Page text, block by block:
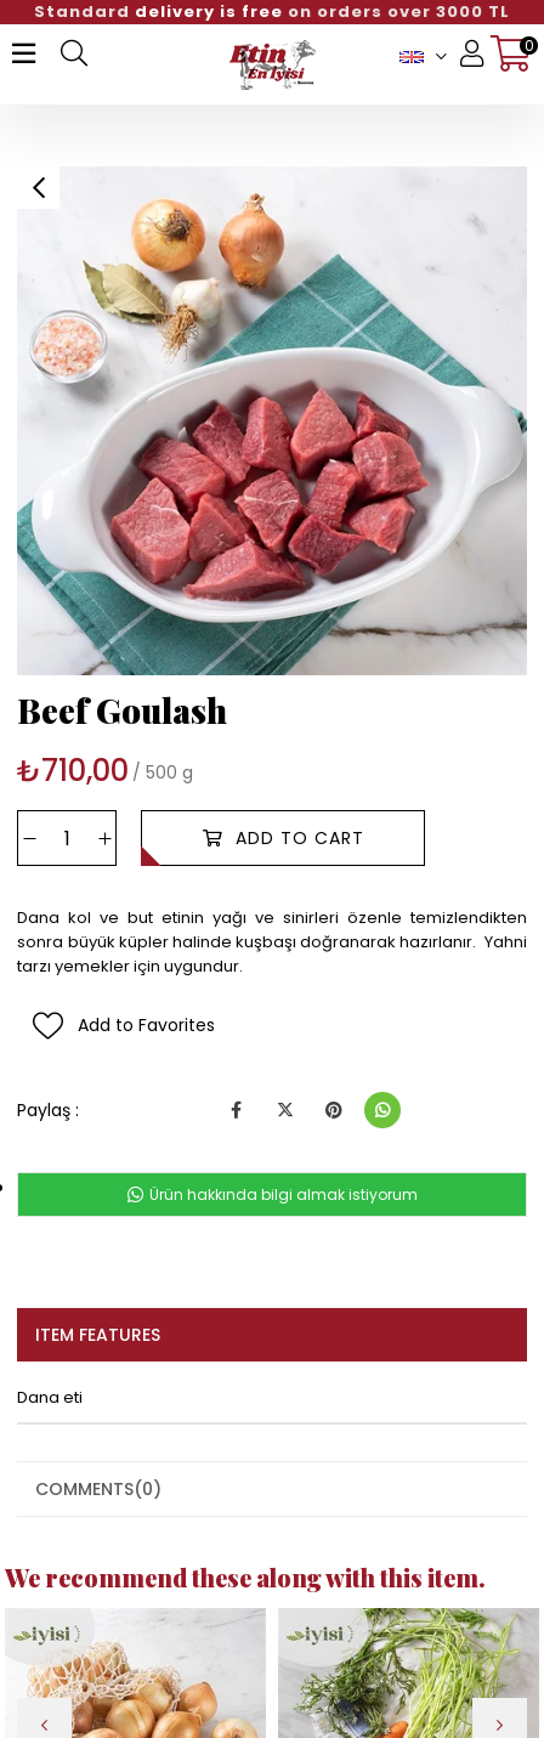
Standarddelivery is freeon orders over
0
Beef Goulash
₺710,00 500 g
Dana kol ve but etinin yağı ve sinirleri özenle temizlendikten
sonra büyük küpler halinde kuşbaşı doğranarak hazırlanır. Yahni
tarzı yemekler için uygundur.
Add to Favorites
Paylaş :
Ürün hakkında bilgi almak istiyorum
ITEM FEATURES
Dana eti
COMMENTS(0)
We recommend these along with this item.